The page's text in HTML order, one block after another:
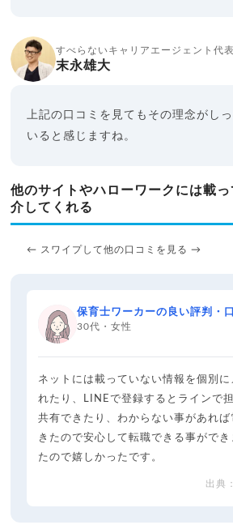
すべらないキャリアエージェント代表
末永雄大
上記の口コミを見てもその理念がし
いると感じますね。
他のサイトやハローワークには載
介してくれる
← スワイプして他の口コミを見る →
保育士ワーカーの良い評判・
30代・女性
ネットには載っていない情報を個別に
れたり、LINEで登録するとラインで
共有できたり、わからない事があれ
きたので安心して転職できる事ができ
たので嬉しかったです。